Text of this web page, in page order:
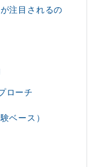
注目されるの
ローチ
ベース）